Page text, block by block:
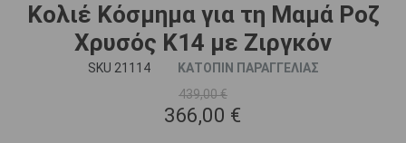
Κολιέ Κόσμημα για τη Μαμά Ροζ
Χρυσός Κ14 με Ζιργκόν
SKU 21114
ΚΑΤΟΠΙΝ ΠΑΡΑΓΓΕΛΙΑΣ
439,00 €
366,00 €